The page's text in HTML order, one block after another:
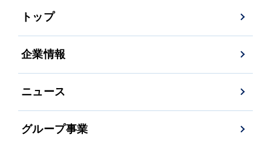
トップ
企業情報
ニュース
グループ事業